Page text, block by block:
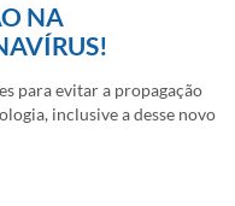
NA
para evitar a propagação
inclusive a desse novo